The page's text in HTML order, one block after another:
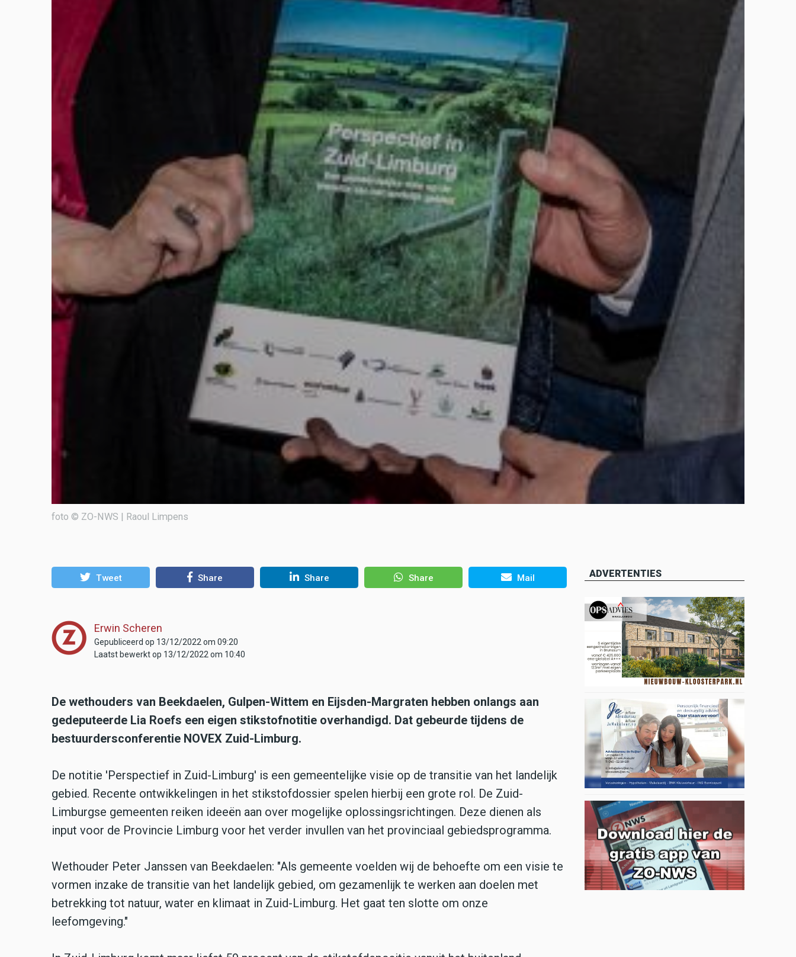
foto © ZO-NWS | Raoul Limpens
Tweet Share Share Share Mail
Erwin Scheren
Gepubliceerd op 13/12/2022 om 09:20
Laatst bewerkt op 13/12/2022 om 10:40
De wethouders van Beekdaelen, Gulpen-Wittem en Eijsden-Margraten hebben onlangs aan
gedeputeerde Lia Roefs een eigen stikstofnotitie overhandigd. Dat gebeurde tijdens de
bestuurdersconferentie NOVEX Zuid-Limburg.
De notitie 'Perspectief in Zuid-Limburg' is een gemeentelijke visie op de transitie van het landelijk
gebied. Recente ontwikkelingen in het stikstofdossier spelen hierbij een grote rol. De Zuid-
Limburgse gemeenten reiken ideeën aan over mogelijke oplossingsrichtingen. Deze dienen als
input voor de Provincie Limburg voor het verder invullen van het provinciaal gebiedsprogramma.
Wethouder Peter Janssen van Beekdaelen: "Als gemeente voelden wij de behoefte om een visie te
vormen inzake de transitie van het landelijk gebied, om gezamenlijk te werken aan doelen met
betrekking tot natuur, water en klimaat in Zuid-Limburg. Het gaat ten slotte om onze
leefomgeving."
ADVERTENTIES